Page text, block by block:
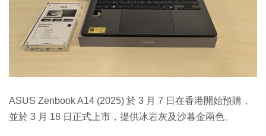
ASUS Zenbook A14 (2025) 於 3 月 7 日在香港開始預購，
並於 3 月 18 日正式上市，提供冰岩灰及沙暮金兩色。